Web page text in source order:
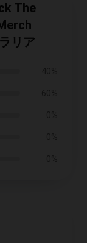
The
リア